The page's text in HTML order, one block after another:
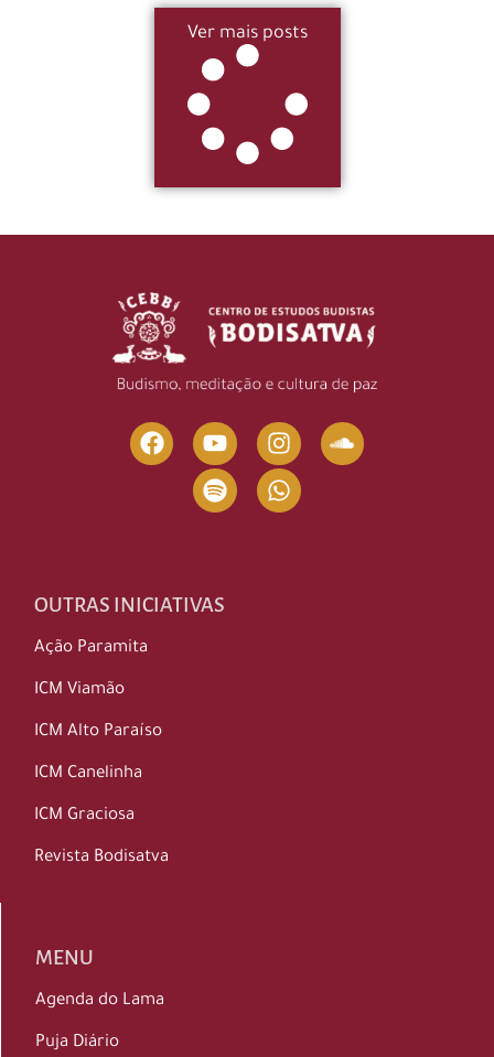
Ver mais posts
OUTRAS INICIATIVAS
Ação Paramita
ICM Viamão
ICM Alto Paraíso
ICM Canelinha
ICM Graciosa
Revista Bodisatva
MENU
Agenda do Lama
Puja Diário